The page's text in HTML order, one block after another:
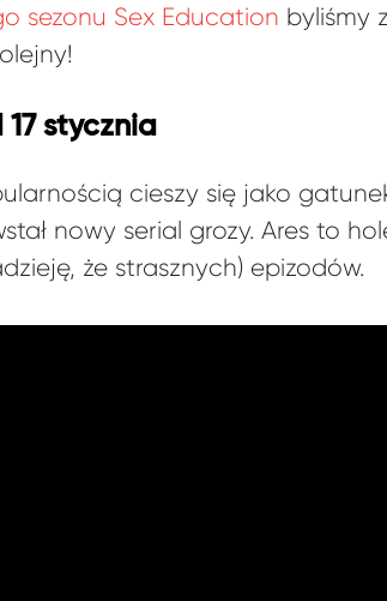
sezonu Sex Education byliśmy
17 stycznia
cieszy się jako
nowy serial grozy. Ares to
że strasznych) epizodów.